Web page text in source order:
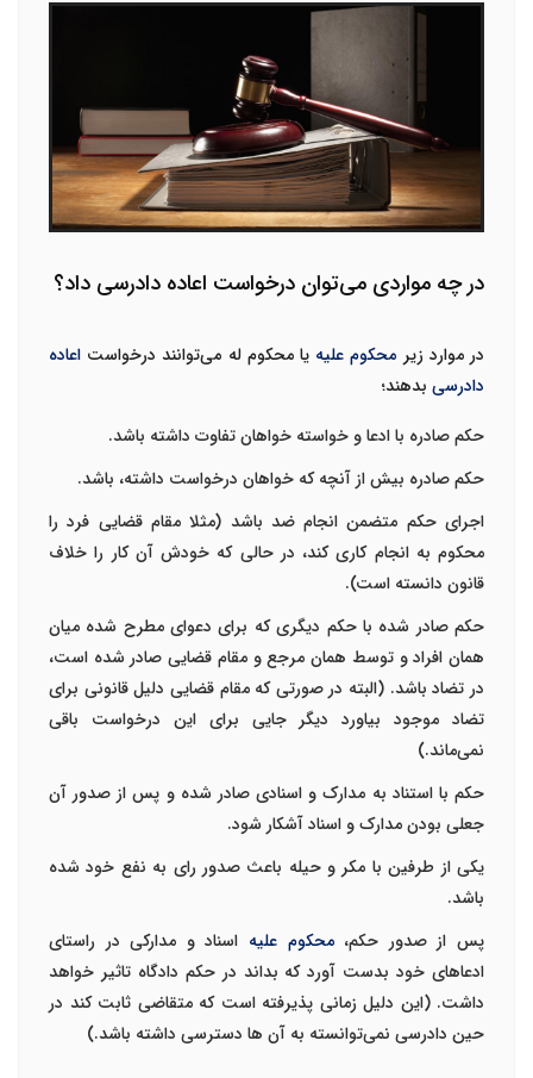
در چه مواردی می‌توان درخواست اعاده دادرسی داد؟
در موارد زیر محکوم علیه یا محکوم له می‌توانند درخواست اعاده
دادرسی بدهند؛
حکم صادره با ادعا و خواسته خواهان تفاوت داشته باشد.
حکم صادره بیش از آنچه که خواهان درخواست داشته، باشد.
اجرای حکم متضمن انجام ضد باشد (مثلا مقام قضایی فرد را
محکوم به انجام کاری کند، در حالی که خودش آن کار را خلاف
قانون دانسته است).
حکم صادر شده با حکم دیگری که برای دعوای مطرح شده میان
همان افراد و توسط همان مرجع و مقام قضایی صادر شده است،
در تضاد باشد. (البته در صورتی که مقام قضایی دلیل قانونی برای
تضاد موجود بیاورد دیگر جایی برای این درخواست باقی
نمی‌ماند.)
حکم با استناد به مدارک و اسنادی صادر شده و پس از صدور آن
جعلی بودن مدارک و اسناد آشکار شود.
یکی از طرفین با مکر و حیله باعث صدور رای به نفع خود شده
باشد.
پس از صدور حکم،محکوم علیه اسناد و مدارکی در راستای
ادعاهای خود بدست آورد که بداند در حکم دادگاه تاثیر خواهد
داشت. (این دلیل زمانی پذیرفته است که متقاضی ثابت کند در
حین دادرسی نمی‌توانسته به آن ها دسترسی داشته باشد.)